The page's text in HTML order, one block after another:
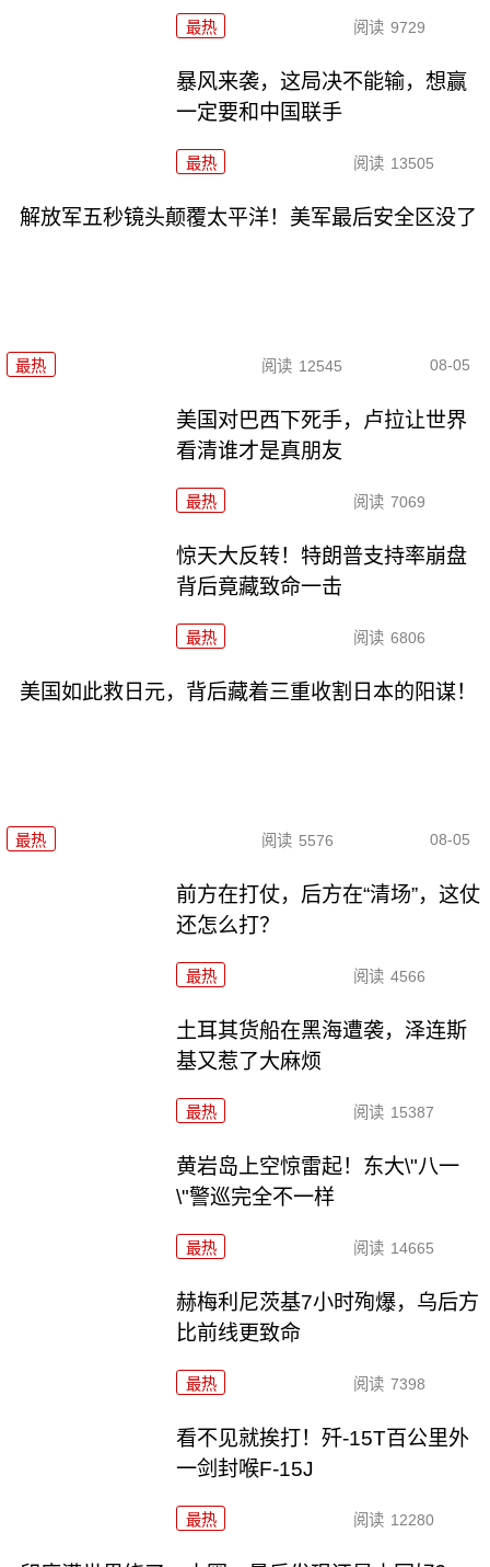
最热 阅读 9729
暴风来袭，这局决不能输，想赢
一定要和中国联手
最热 阅读 13505
解放军五秒镜头颠覆太平洋！美军最后安全区没了
最热 阅读 12545 08-05
美国对巴西下死手，卢拉让世界
看清谁才是真朋友
最热 阅读 7069
惊天大反转！特朗普支持率崩盘
背后竟藏致命一击
最热 阅读 6806
美国如此救日元，背后藏着三重收割日本的阳谋！
最热 阅读 5576 08-05
前方在打仗，后方在“清场”，这仗
还怎么打？
最热 阅读 4566
土耳其货船在黑海遭袭，泽连斯
基又惹了大麻烦
最热 阅读 15387
黄岩岛上空惊雷起！东大\"八一
\"警巡完全不一样
最热 阅读 14665
赫梅利尼茨基7小时殉爆，乌后方
比前线更致命
最热 阅读 7398
看不见就挨打！歼-15T百公里外
一剑封喉F-15J
最热 阅读 12280